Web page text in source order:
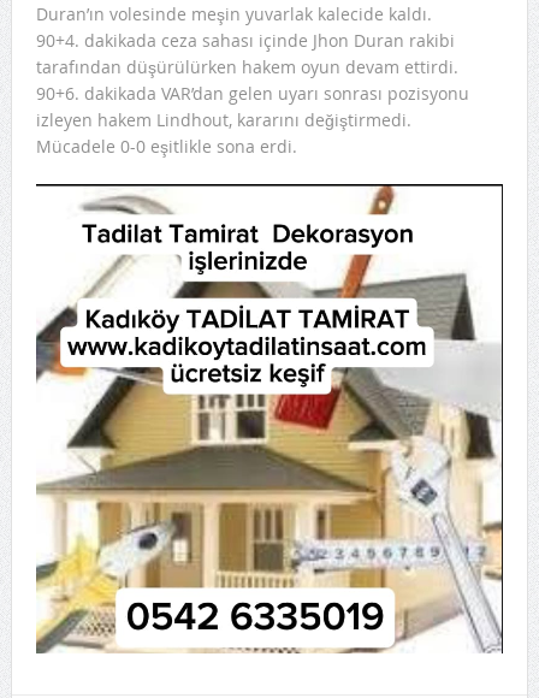
Duran’ın volesinde meşin yuvarlak kalecide kaldı.
90+4. dakikada ceza sahası içinde Jhon Duran rakibi
tarafından düşürülürken hakem oyun devam ettirdi.
90+6. dakikada VAR’dan gelen uyarı sonrası pozisyonu
izleyen hakem Lindhout, kararını değiştirmedi.
Mücadele 0-0 eşitlikle sona erdi.